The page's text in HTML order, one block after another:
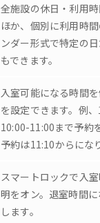
全施設の休日・利用
ほか、個別に利用時
ンダー形式で特定の
もできます。
入室可能になる時間
を設定できます。例
10:00-11:00まで予約
予約は11:10からにな
スマートロックで入
明をオン。退室時間
します。